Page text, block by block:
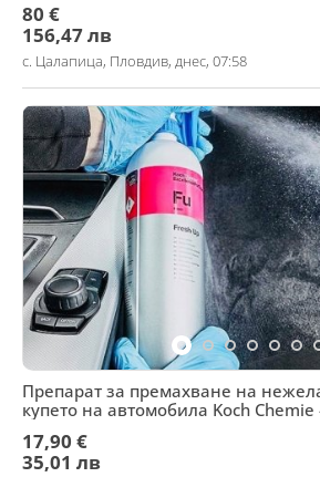
80 €
156,47 лв
с. Цалапица, Пловдив, днес, 07:58
Препарат за премахване на
купето на автомобила Koch Chemie
17,90 €
35,01 лв